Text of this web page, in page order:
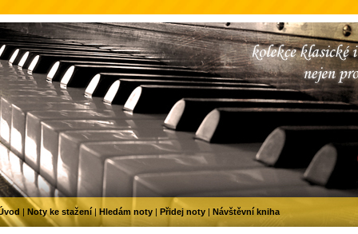
| Noty ke stažení| Hledám noty | Přidej noty | Návštěvní kniha